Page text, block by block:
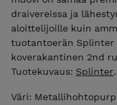
draivereissa ja
aloittelijoille kuin
tuotantoerän Splinter
koverakantinen 2nd
Tuotekuvaus: Splinter.
Väri: